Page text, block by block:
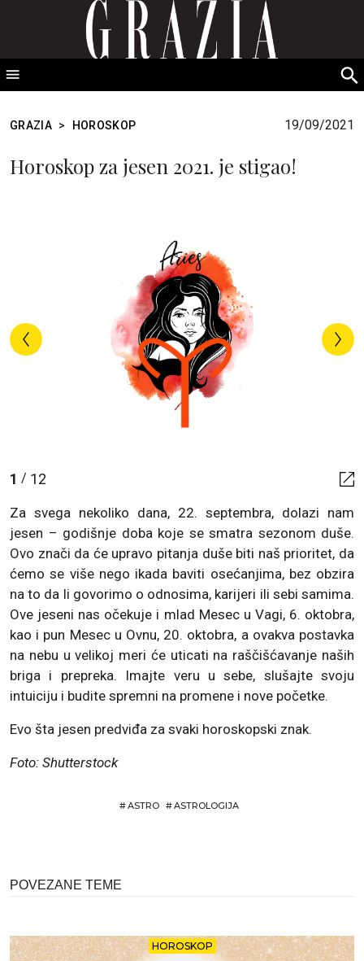
GRAZIA Srbija
GRAZIA > HOROSKOP 19/09/2021
Horoskop za jesen 2021. je stigao!
1 / 12
Za svega nekoliko dana, 22. septembra, dolazi nam
jesen – godišnje doba koje se smatra sezonom duše.
Ovo znači da će upravo pitanja duše biti naš prioritet, da
ćemo se više nego ikada baviti osećanjima, bez obzira
na to da li govorimo o odnosima, karijeri ili sebi samima.
Ove jeseni nas očekuje i mlad Mesec u Vagi, 6. oktobra,
kao i pun Mesec u Ovnu, 20. oktobra, a ovakva postavka
na nebu u velikoj meri će uticati na raščišćavanje naših
briga i prepreka. Imajte veru u sebe, slušajte svoju
intuiciju i budite spremni na promene i nove početke.
Evo šta jesen predviđa za svaki horoskopski znak.
Foto: Shutterstock
#ASTRO #ASTROLOGIJA
POVEZANE TEME
HOROSKOP